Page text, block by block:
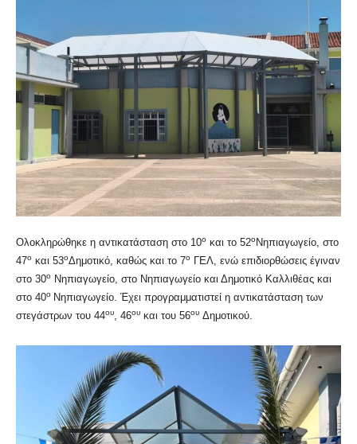
Ολοκληρώθηκε η αντικατάσταση στο 10ο και το 52οΝηπιαγωγείο, στο
47ο και 53οΔημοτικό, καθώς και το 7ο ΓΕΛ, ενώ επιδιορθώσεις έγιναν
στο 30ο Νηπιαγωγείο, στο Νηπιαγωγείο και Δημοτικό Καλλιθέας και
στο 40ο Νηπιαγωγείο. Έχει προγραμματιστεί η αντικατάσταση των
στεγάστρων του 44ου, 46ου και του 56ου Δημοτικού.